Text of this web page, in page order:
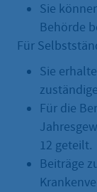
Sie
Behörde
Für
Sie
Für die
12 geteilt.
Beiträge